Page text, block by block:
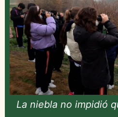
La niebla no impidió